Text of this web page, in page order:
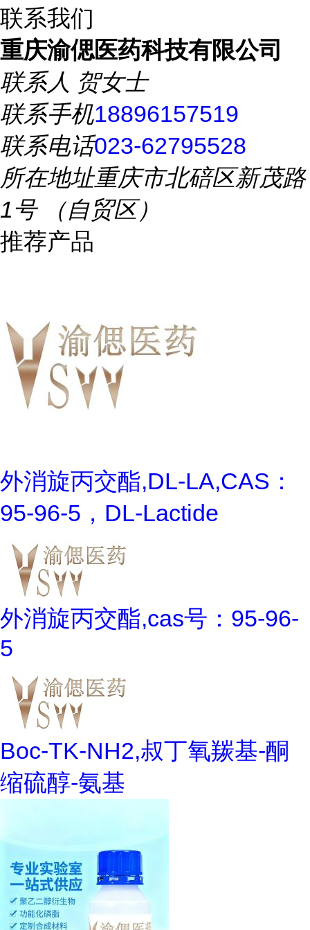
联系我们
重庆渝偲医药科技有限公司
联系人 贺女士
联系手机18896157519
联系电话023-62795528
所在地址重庆市北碚区新茂路
1号 （自贸区）
推荐产品
外消旋丙交酯,DL-LA,CAS：
95-96-5，DL-Lactide
外消旋丙交酯,cas号：95-96-
5
Boc-TK-NH2,叔丁氧羰基-酮
缩硫醇-氨基